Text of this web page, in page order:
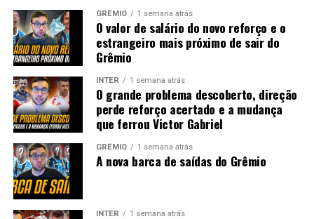
GRÊMIO 1 semana atrás
O valor de salário do novo reforço e o
estrangeiro mais próximo de sair do
Grêmio
INTER 1 semana atrás
O grande problema descoberto, direção
perde reforço acertado e a mudança
que ferrou Victor Gabriel
GRÊMIO 1 semana atrás
A nova barca de saídas do Grêmio
INTER 1 semana atrás